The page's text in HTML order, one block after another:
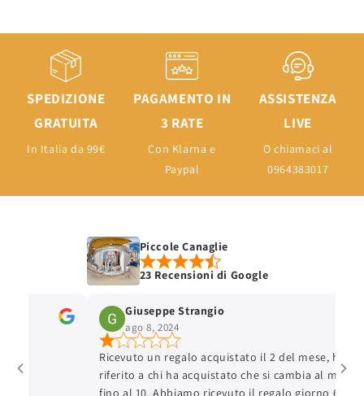
SPEDIZIONE
GRATUITA
In Italia da 99€
PAGAMENTO IN
3 RATE
Con Klarna e
Paypal
ASSISTENZA
LIVE
O chiamaci al
0964383017
Piccole Canaglie
23 Recensioni di Google
Giuseppe Strangio
ago 8, 2024
Ricevuto un regalo acquistato il 2 del mese, hanno
riferito a chi ha acquistato che si cambia al massimo
fino al 10. Abbiamo ricevuto il regalo giorno 6,